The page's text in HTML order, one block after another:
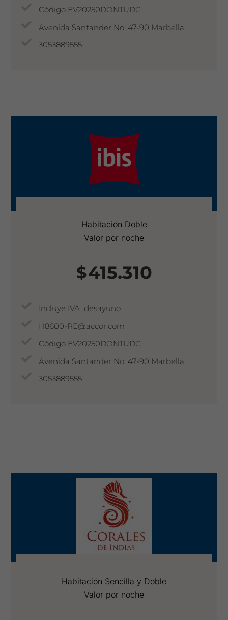
Código EV20250DONTUDC
Avenida Santander No. 47-90 Marbella
3053889555
Habitación Doble
Valor por noche
$415.310
Incluye IVA, desayuno
H8600-RE@accor.com
Código EV20250DONTUDC
Avenida Santander No. 47-90 Marbella
3053889555
Habitación Sencilla y Doble
Valor por noche